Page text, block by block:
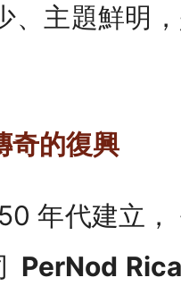
、主題鮮明
奇的復興
年代建立
PerNod